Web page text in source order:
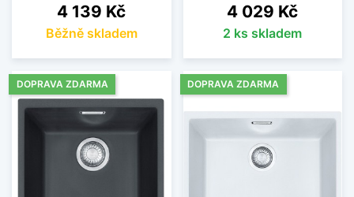
Cena
4 139 Kč
Běžně skladem
Cena
4 029 Kč
2 ks skladem
DOPRAVA ZDARMA DOPRAVA ZDARMA